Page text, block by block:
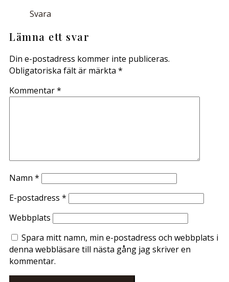
Svara
Lämna ett svar
Din e-postadress kommer inte publiceras.
Obligatoriska fält är märkta *
Kommentar*
Namn *
E-postadress *
Webbplats
Spara mitt namn, min e-postadress och webbplats i
denna webbläsare till nästa gång jag skriver en
kommentar.